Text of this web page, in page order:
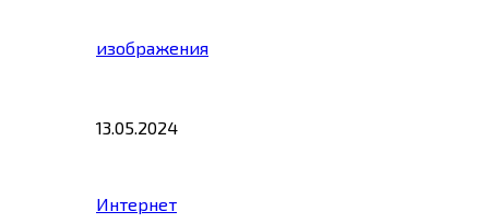
изображения
13.05.2024
Интернет